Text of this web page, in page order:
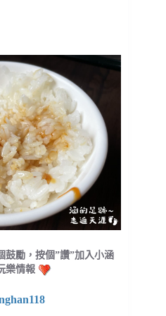
鼓勵，按個”讚”加入小涵
樂情報